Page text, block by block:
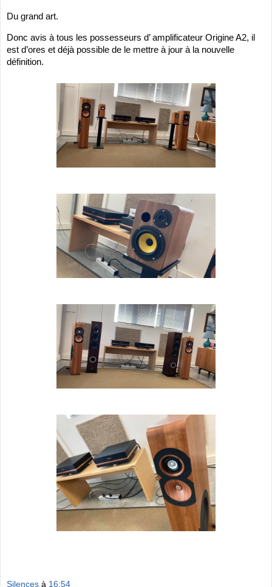
Du grand art.
Donc avis à tous les possesseurs d’ amplificateur Origine A2, il
est d’ores et déjà possible de le mettre à jour à la nouvelle
définition.
Silences à 16:54